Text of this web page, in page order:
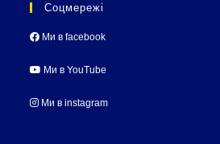
Соцмережі
Ми в facebook
Ми в YouTube
Ми в instagram